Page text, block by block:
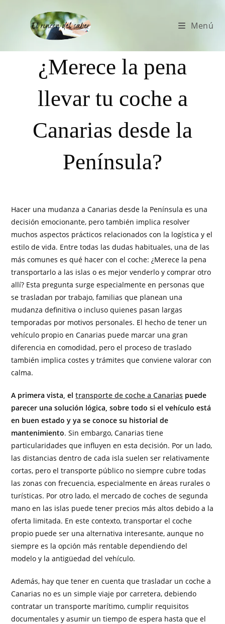
Menú
¿Merece la pena
llevar tu coche a
Canarias desde la
Península?
Hacer una mudanza a Canarias desde la Península es una
decisión emocionante, pero también implica resolver
muchos aspectos prácticos relacionados con la logística y el
estilo de vida. Entre todas las dudas habituales, una de las
más comunes es qué hacer con el coche: ¿Merece la pena
transportarlo a las islas o es mejor venderlo y comprar otro
allí? Esta pregunta surge especialmente en personas que
se trasladan por trabajo, familias que planean una
mudanza definitiva o incluso quienes pasan largas
temporadas por motivos personales. El hecho de tener un
vehículo propio en Canarias puede marcar una gran
diferencia en comodidad, pero el proceso de traslado
también implica costes y trámites que conviene valorar con
calma.
A primera vista, eltransporte de coche a Canarias puede
parecer una solución lógica, sobre todo si el vehículo está
en buen estado y ya se conoce su historial de
mantenimiento. Sin embargo, Canarias tiene
particularidades que influyen en esta decisión. Por un lado,
las distancias dentro de cada isla suelen ser relativamente
cortas, pero el transporte público no siempre cubre todas
las zonas con frecuencia, especialmente en áreas rurales o
turísticas. Por otro lado, el mercado de coches de segunda
mano en las islas puede tener precios más altos debido a la
oferta limitada. En este contexto, transportar el coche
propio puede ser una alternativa interesante, aunque no
siempre es la opción más rentable dependiendo del
modelo y la antigüedad del vehículo.
Además, hay que tener en cuenta que trasladar un coche a
Canarias no es un simple viaje por carretera, debiendo
contratar un transporte marítimo, cumplir requisitos
documentales y asumir un tiempo de espera hasta que el